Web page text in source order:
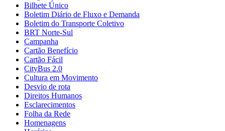
Bilhete Único
Boletim Diário de Fluxo e Demanda
Boletim do Transporte Coletivo
BRT Norte-Sul
Campanha
Cartão Benefício
Cartão Fácil
CityBus 2.0
Cultura em Movimento
Desvio de rota
Direitos Humanos
Esclarecimentos
Folha da Rede
Homenagens